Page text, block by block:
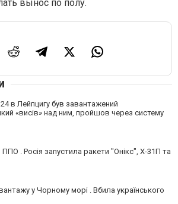
вынос по полу.
в Лейпцигу був завантажений
«висів» над ним, пройшов через систему
. Росія запустила ракети "Онікс", Х-31П та
у Чорному морі . Вбила українського